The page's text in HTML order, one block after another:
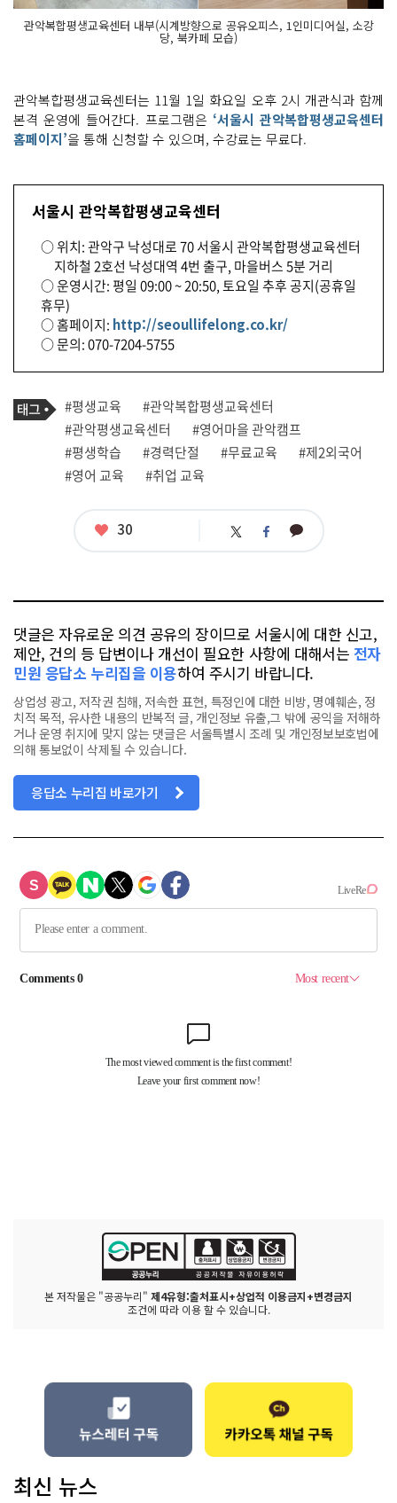
관악복합평생교육센터 내부(시계방향으로 공유오피스, 1인미디어실, 소강
당, 북카페 모습)
관악복합평생교육센터는 11월 1일 화요일 오후 2시 개관식과 함께
본격 운영에 들어간다. 프로그램은 ‘서울시 관악복합평생교육센터
홈페이지’을 통해 신청할 수 있으며, 수강료는 무료다.
서울시 관악복합평생교육센터
○ 위치: 관악구 낙성대로 70 서울시 관악복합평생교육센터
지하철 2호선 낙성대역 4번 출구, 마을버스 5분 거리
○ 운영시간: 평일 09:00 ~ 20:50, 토요일 추후 공지(공휴일
휴무)
○ 홈페이지: http://seoullifelong.co.kr/
○ 문의: 070-7204-5755
기
사
관
련
태
그
태
그
#평생교육
#관악복합평생교육센터
#관악평생교육센터
#영어마을 관악캠프
#평생학습
#경력단절 #무료교육
#제2외국어
#영어 교육
#취업 교육
좋
30 트 페 카
댓글은 자유로운 의견 공유의 장이므로 서울시에 대한 신고,
제안, 건의 등 답변이나 개선이 필요한 사항에 대해서는 전자
민원 응답소 누리집을 이용하여 주시기 바랍니다.
상업성 광고, 저작권 침해, 저속한 표현, 특정인에 대한 비방, 명예훼손, 정
치적 목적, 유사한 내용의 반복적 글, 개인정보 유출,그 밖에 공익을 저해하
거나 운영 취지에 맞지 않는 댓글은 서울특별시 조례 및 개인정보보호법에
의해 통보없이 삭제될 수 있습니다.
응답소 누리집 바로가기
본 저작물은 "공공누리" 제4유형:출처표시+상업적 이용금지+변경금지
조건에 따라 이용 할 수 있습니다.
최신 뉴스